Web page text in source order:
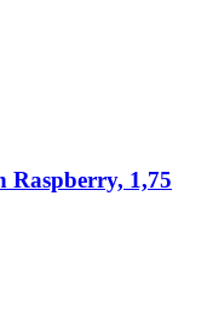
Raspberry, 1,75